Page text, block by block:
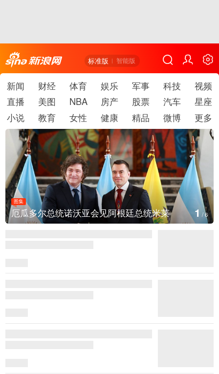
标准版 智能版
新闻 财经 体育 娱乐 军事 科技
视频
直播
美图 NBA 房产 股票 汽车
星座
小说
教育 女性 健康 精品 微博 更多
统米莱 美国斯波坎：野火烧毁700多所房屋
2/6